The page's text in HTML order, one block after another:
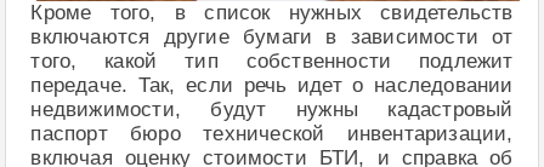
Кроме того, в список нужных свидетельств
включаются другие бумаги в зависимости от
того, какой тип собственности подлежит
передаче. Так, если речь идет о наследовании
недвижимости, будут нужны кадастровый
паспорт бюро технической инвентаризации,
включая оценку стоимости БТИ, и справка об